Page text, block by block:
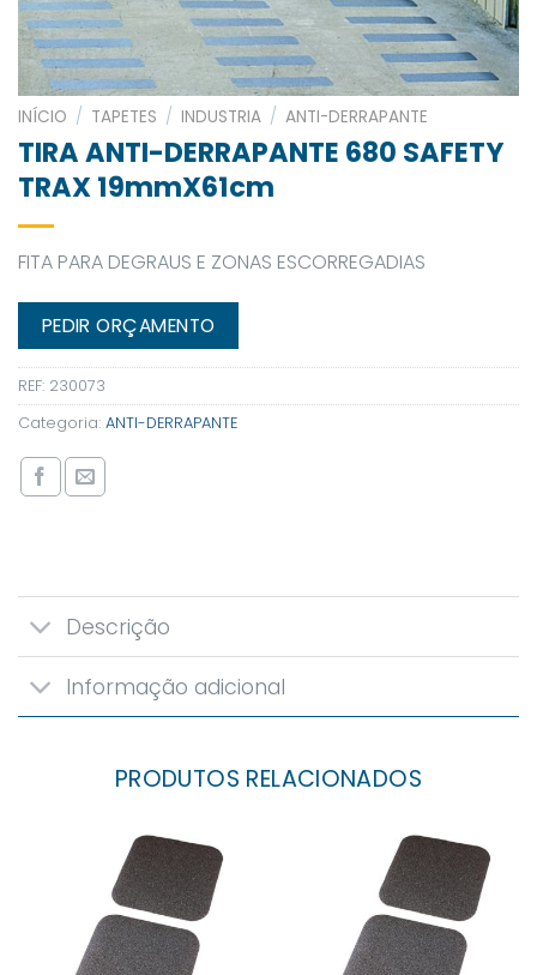
INÍCIO / TAPETES / INDUSTRIA / ANTI-DERRAPANTE
TIRA ANTI-DERRAPANTE 680 SAFETY
TRAX 19mmX61cm
FITA PARA DEGRAUS E ZONAS ESCORREGADIAS
PEDIR ORÇAMENTO
REF: 230073
Categoria: ANTI-DERRAPANTE
Descrição
Informação adicional
PRODUTOS RELACIONADOS